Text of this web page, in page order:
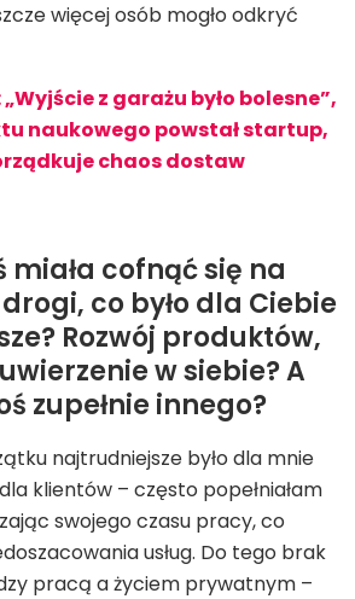
więcej osób mogło odkryć
„Wyjście z garażu było bolesne”,
naukowego powstał startup,
chaos dostaw
miała cofnąć się na
co było dla Ciebie
Rozwój produktów,
w siebie? A
zupełnie innego?
najtrudniejsze było dla mnie
klientów – często popełniałam
swojego czasu pracy, co
usług. Do tego brak
pracą a życiem prywatnym –